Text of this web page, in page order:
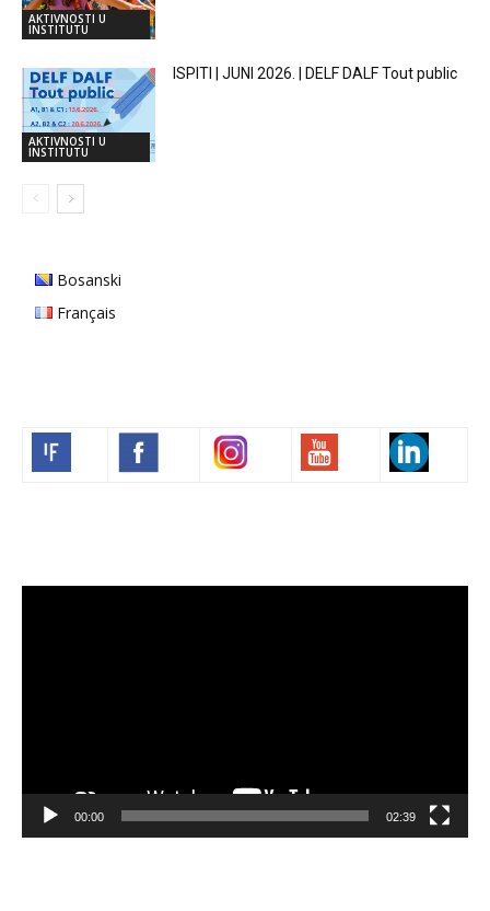
AKTIVNOSTI U
INSTITUTU
AKTIVNOSTI U
INSTITUTU
ISPITI | JUNI 2026. | DELF DALF Tout public
Bosanski
Français
00:00 02:39